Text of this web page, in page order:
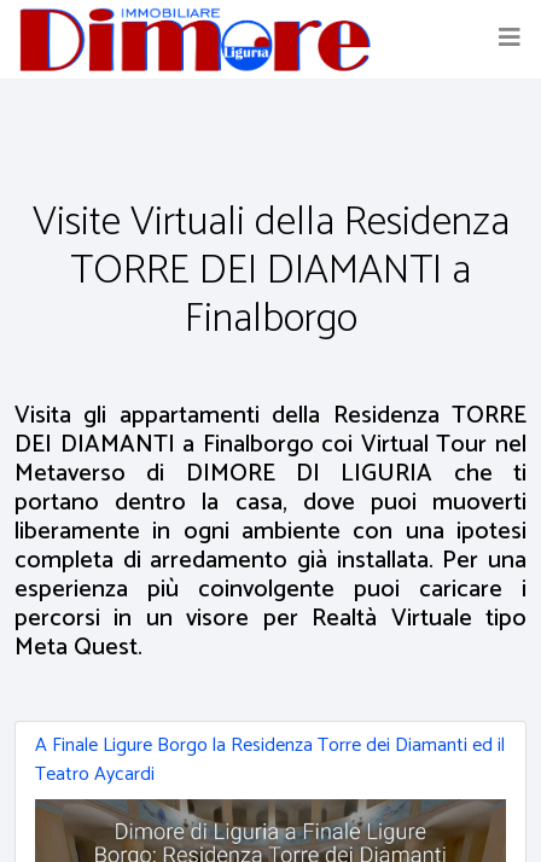
Visite Virtuali della Residenza
TORRE DEI DIAMANTI a
Finalborgo
Visita gli appartamenti della Residenza TORRE
DEI DIAMANTI a Finalborgo coi Virtual Tour nel
Metaverso di DIMORE DI LIGURIA che ti
portano dentro la casa, dove puoi muoverti
liberamente in ogni ambiente con una ipotesi
completa di arredamento già installata. Per una
esperienza più coinvolgente puoi caricare i
percorsi in un visore per Realtà Virtuale tipo
Meta Quest.
A Finale Ligure Borgo la Residenza Torre dei Diamanti ed il
Teatro Aycardi